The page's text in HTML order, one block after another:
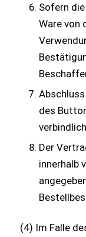
Sofern
Ware von
des
Der
innerhalb
(4) Im Falle